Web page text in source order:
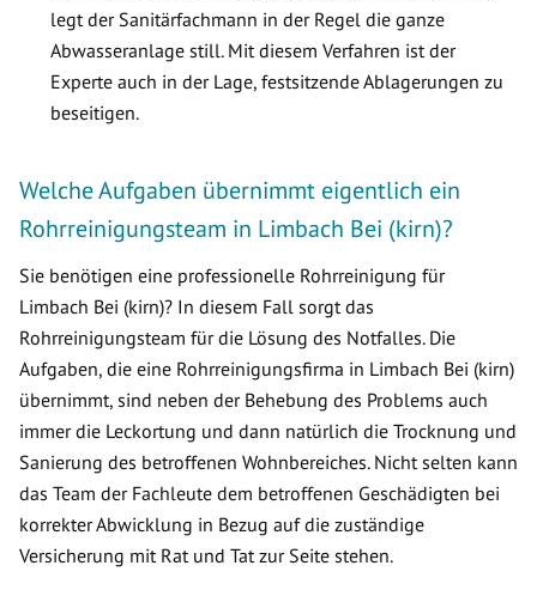
legt der Sanitärfachmann in der Regel die ganze
Abwasseranlage still. Mit diesem Verfahren ist der
Experte auch in der Lage, festsitzende Ablagerungen zu
beseitigen.
Welche Aufgaben übernimmt eigentlich ein
Rohrreinigungsteam in Limbach Bei (kirn)?
Sie benötigen eine professionelle Rohrreinigung für
Limbach Bei (kirn)? In diesem Fall sorgt das
Rohrreinigungsteam für die Lösung des Notfalles. Die
Aufgaben, die eine Rohrreinigungsfirma in Limbach Bei (kirn)
übernimmt, sind neben der Behebung des Problems auch
immer die Leckortung und dann natürlich die Trocknung und
Sanierung des betroffenen Wohnbereiches. Nicht selten kann
das Team der Fachleute dem betroffenen Geschädigten bei
korrekter Abwicklung in Bezug auf die zuständige
Versicherung mit Rat und Tat zur Seite stehen.